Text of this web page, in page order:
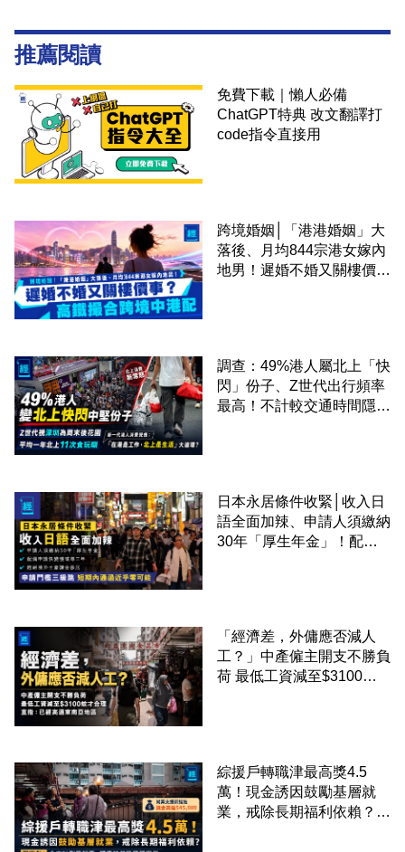
推薦閱讀
免費下載｜懶人必備
ChatGPT特典 改文翻譯打
code指令直接用
跨境婚姻│「港港婚姻」大
落後、月均844宗港女嫁內
地男！遲婚不婚又關樓價
調查：49%港人屬北上「快
閃」份子、Z世代出行頻率
最高！不計較交通時間隱形
日本永居條件收緊│收入日
語全面加辣、申請人須繳納
30年「厚生年金」！配偶
「經濟差，外傭應否減人
工？」中產僱主開支不勝負
荷 最低工資減至$3100蚊
綜援戶轉職津最高獎4.5
萬！現金誘因鼓勵基層就
業，戒除長期福利依賴？鄧